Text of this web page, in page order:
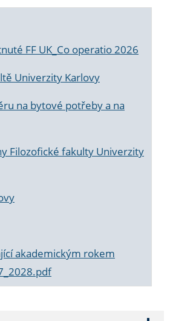
FF UK_Co operatio 2026
Univerzity Karlovy
na bytové potřeby a na
Filozofické fakulty Univerzity
akademickým rokem